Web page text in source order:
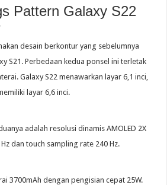
Pattern Galaxy S22
desain berkontur yang sebelumnya
S21. Perbedaan kedua ponsel ini terletak
Galaxy S22 menawarkan layar 6,1 inci,
layar 6,6 inci.
adalah resolusi dinamis AMOLED 2X
dan touch sampling rate 240 Hz.
3700mAh dengan pengisian cepat 25W.